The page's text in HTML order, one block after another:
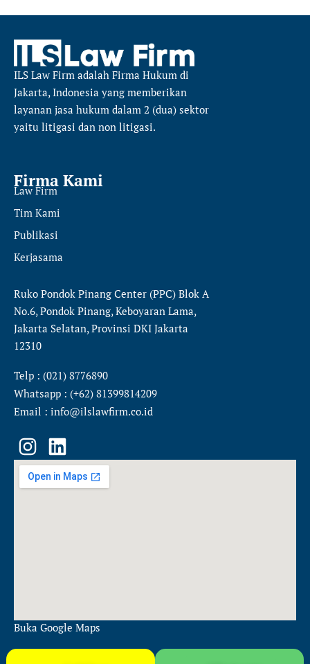
ILS Law Firm adalah Firma Hukum di
Jakarta, Indonesia yang memberikan
layanan jasa hukum dalam 2 (dua) sektor
yaitu litigasi dan non litigasi.
Firma Kami
Law Firm
Tim Kami
Publikasi
Kerjasama
Ruko Pondok Pinang Center (PPC) Blok A
No.6, Pondok Pinang, Keboyaran Lama,
Jakarta Selatan, Provinsi DKI Jakarta
12310
Telp : (021) 8776890
Whatsapp : (+62) 81399814209
Email : info@ilslawfirm.co.id
I
n
s
L
i
n
Buka Google Maps